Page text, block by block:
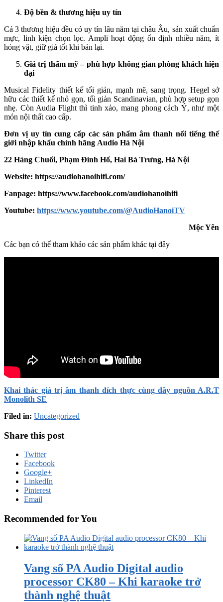
Độ bền & thương hiệu uy tín
Cả 3 thương hiệu đều có uy tín lâu năm tại châu Âu, sản xuất chuẩn
mực, linh kiện chọn lọc. Ampli hoạt động ổn định nhiều năm, ít
hỏng vặt, giữ giá tốt khi bán lại.
Giá trị thẩm mỹ – phù hợp không gian phòng khách hiện
đại
Musical Fidelity thiết kế tối giản, mạnh mẽ, sang trọng. Hegel sở
hữu các thiết kế nhỏ gọn, tối giản Scandinavian, phù hợp setup gọn
nhẹ. Còn Audia Flight thì tinh xảo, mang phong cách Ý, như một
món nội thất cao cấp.
Đơn vị uy tín cung cấp các sản phẩm âm thanh nổi tiếng thế
giới nhập khẩu chính hãng Audio Hà Nội
22 Hàng Chuối, Phạm Đình Hổ, Hai Bà Trưng, Hà Nội
Website: https://audiohanoihifi.com/
Fanpage: https://www.facebook.com/audiohanoihifi
Youtube: https://www.youtube.com/@AudioHanoiTV
Mộc Yên
Các bạn có thể tham khảo các sản phẩm khác tại đây
Khai thác giá trị âm thanh đích thực cùng dây nguồn A.R.T
Monolith SE
Filed in: Uncategorized
Share this post
Twitter
Facebook
Google+
LinkedIn
Pinterest
Email
Recommended for You
Vang số PA Audio Digital audio
processor CK80 – Khi karaoke trở
thành nghệ thuật